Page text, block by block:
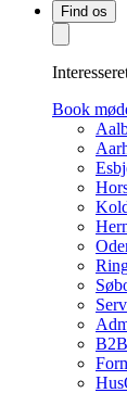
Find os
Book
B2B